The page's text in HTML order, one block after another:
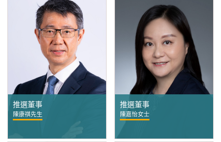
推選董事
陳康祺先生
推選董事
陳嘉怡女士